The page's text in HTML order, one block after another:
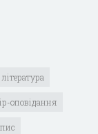
оповідання